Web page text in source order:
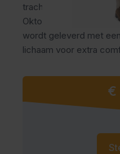
trachtenhemd en
Oktoberfest,
wordt geleverd met
lichaam voor extra
€